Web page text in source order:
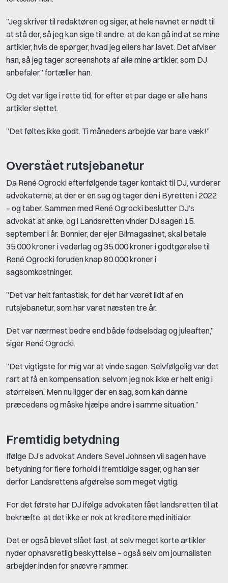
”Jeg skriver til redaktøren og siger, at hele navnet er nødt til
at stå der, så jeg kan sige til andre, at de kan gå ind at se mine
artikler, hvis de spørger, hvad jeg ellers har lavet. Det afviser
han, så jeg tager screenshots af alle mine artikler, som DJ
anbefaler,” fortæller han.
Og det var lige i rette tid, for efter et par dage er alle hans
artikler slettet.
”Det føltes ikke godt. Ti måneders arbejde var bare væk!”
Overstået rutsjebanetur
Da René Ogrocki efterfølgende tager kontakt til DJ, vurderer
advokaterne, at der er en sag og tager den i Byretten i 2022
– og taber. Sammen med René Ogrocki beslutter DJ’s
advokat at anke, og i Landsretten vinder DJ sagen 15.
september i år. Bonnier, der ejer Bilmagasinet, skal betale
35.000 kroner i vederlag og 35.000 kroner i godtgørelse til
René Ogrocki foruden knap 80.000 kroner i
sagsomkostninger.
”Det var helt fantastisk, for det har været lidt af en
rutsjebanetur, som har varet næsten tre år.
Det var nærmest bedre end både fødselsdag og juleaften,”
siger René Ogrocki.
”Det vigtigste for mig var at vinde sagen. Selvfølgelig var det
rart at få en kompensation, selvom jeg nok ikke er helt enig i
størrelsen. Men nu ligger der en sag, som kan danne
præcedens og måske hjælpe andre i samme situation.”
Fremtidig betydning
Ifølge DJ’s advokat Anders Sevel Johnsen vil sagen have
betydning for flere forhold i fremtidige sager, og han ser
derfor Landsrettens afgørelse som meget vigtig.
For det første har DJ ifølge advokaten fået landsretten til at
bekræfte, at det ikke er nok at kreditere med initialer.
Det er også blevet slået fast, at selv meget korte artikler
nyder ophavsretlig beskyttelse – også selv om journalisten
arbejder inden for snævre rammer.